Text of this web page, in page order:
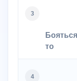
3
то
4